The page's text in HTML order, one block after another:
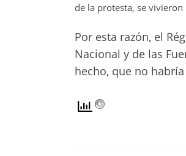
de la protesta, se
Por esta razón, el
Nacional y de las
hecho, que no